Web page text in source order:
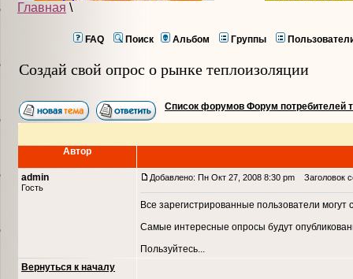
Главная \
FAQ Поиск Альбом Группы
Создай свой опрос о рынке теплоизоляции
Список форумов Форум потребителей
Автор
admin
Гость
Добавлено: Пн Окт 27, 2008 8:30 pm Заголовок
Все зарегистрированные пользователи
Самые интересные опросы будут
Пользуйтесь...
Вернуться к началу